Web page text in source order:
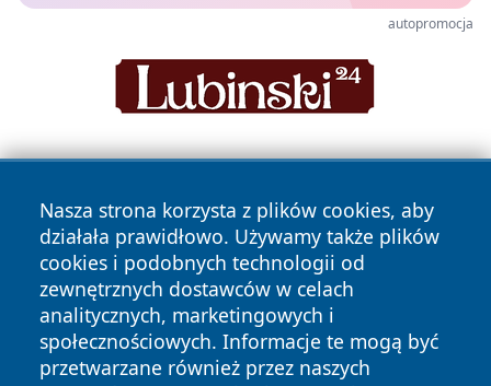
autopromocja
Nasza strona korzysta z plików cookies, aby
działała prawidłowo. Używamy także plików
cookies i podobnych technologii od
zewnętrznych dostawców w celach
analitycznych, marketingowych i
społecznościowych. Informacje te mogą być
przetwarzane również przez naszych
Copyright © 2026 lubliniec360.pl Wszystkie prawa
zastrzeżone.